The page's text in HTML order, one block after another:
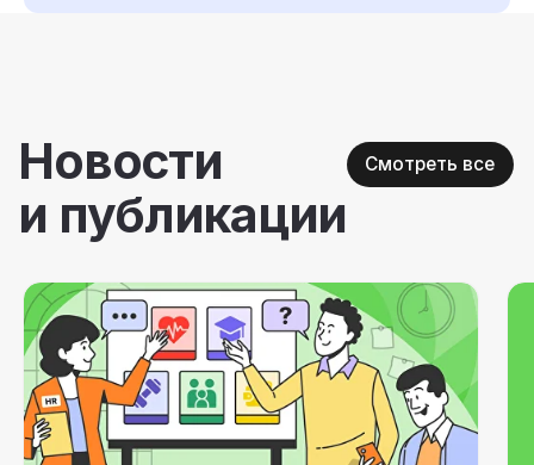
для команды, которая не выгорает
в вашу почту. Подпишитесь!
Соглашаюсь на обработку персональных
данных